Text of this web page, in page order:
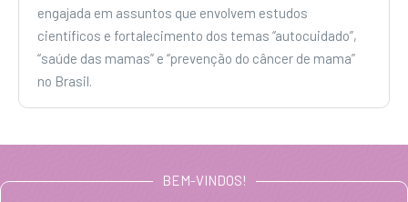
engajada em assuntos que envolvem estudos
científicos e fortalecimento dos temas “autocuidado”,
“saúde das mamas” e “prevenção do câncer de mama”
no Brasil.
BEM-VINDOS!